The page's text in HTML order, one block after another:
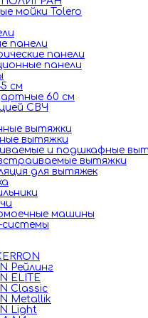
мойки Tolero
панели
панели
панели
см
60 см
СВЧ
вытяжки
вытяжки
и подшкафные
вытяжки
для вытяжек
машины
Рейлинг
ELITE
Classic
Metallik
Light